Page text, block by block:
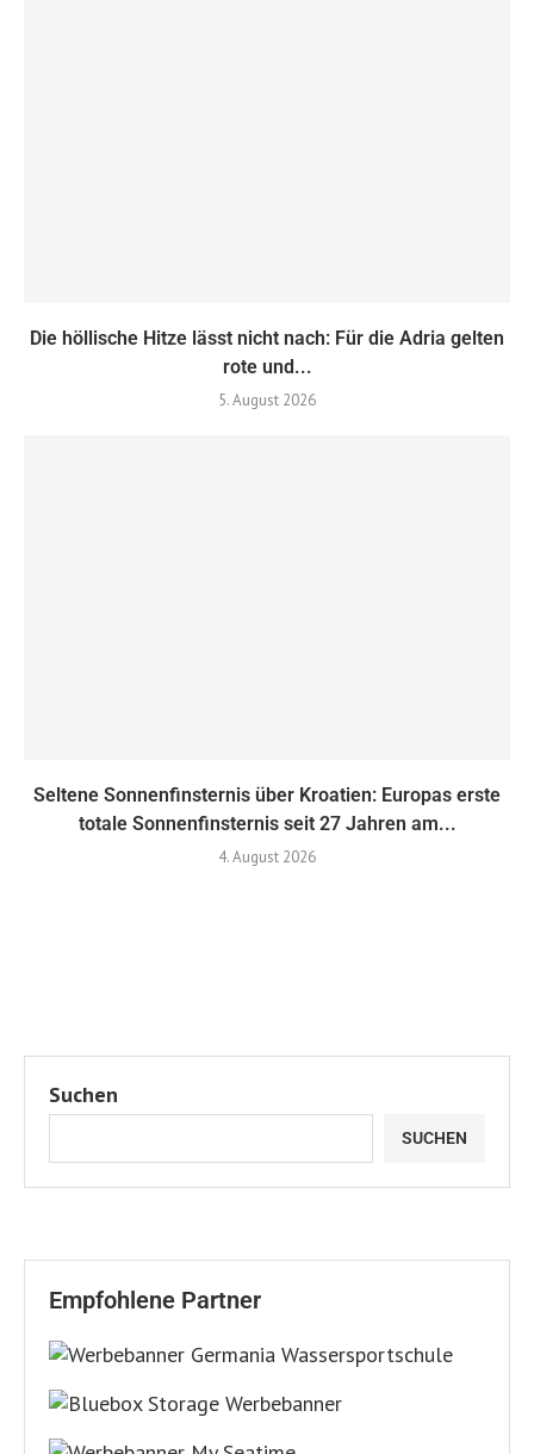
Die höllische Hitze lässt nicht nach: Für die Adria gelten
rote und...
5. August 2026
Seltene Sonnenfinsternis über Kroatien: Europas erste
totale Sonnenfinsternis seit 27 Jahren am...
4. August 2026
Suchen
SUCHEN
Empfohlene Partner